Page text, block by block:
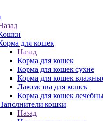
для кошек
Назад
Корма для кошек
Корма для кошек сухие
Корма для кошек
Лакомства для кошек
Корма для кошек
кошки
Назад